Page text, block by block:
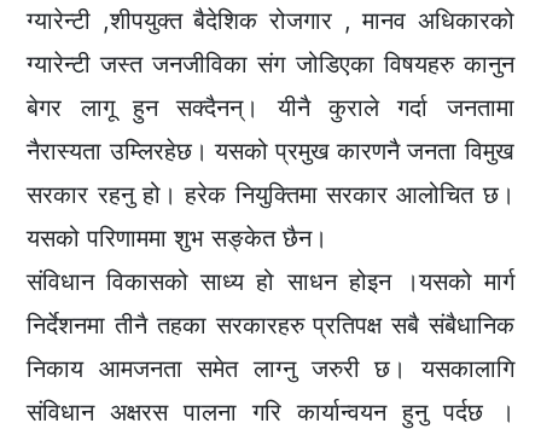
ग्यारेन्टी ,शीपयुक्त बैदेशिक रोजगार , मानव अधिकारको
ग्यारेन्टी जस्त जनजीविका संग जोडिएका विषयहरु कानुन
बेगर लागू हुन सक्दैनन्। यीनै कुराले गर्दा जनतामा
नैरास्यता उम्लिरहेछ। यसको प्रमुख कारणनै जनता विमुख
सरकार रहनु हो। हरेक नियुक्तिमा सरकार आलोचित छ।
यसको परिणाममा शुभ सङ्केत छैन।
संविधान विकासको साध्य हो साधन होइन ।यसको मार्ग
निर्देशनमा तीनै तहका सरकारहरु प्रतिपक्ष सबै संबैधानिक
निकाय आमजनता समेत लाग्नु जरुरी छ। यसकालागि
संविधान अक्षरस पालना गरि कार्यान्वयन हुनु पर्दछ ।